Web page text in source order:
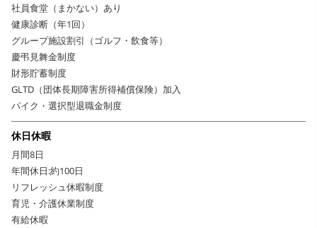
社員食堂（まかない）あり
健康診断（年1回）
グループ施設割引（ゴルフ・飲食等）
慶弔見舞金制度
財形貯蓄制度
GLTD（団体長期障害所得補償保険）加入
パイク・選択型退職金制度
休日休暇
月間8日
年間休日:約100日
リフレッシュ休暇制度
育児・介護休業制度
有給休暇